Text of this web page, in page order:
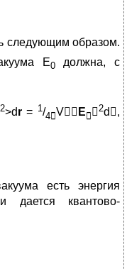
следующим образом.
E0должна, с
2>dr= 1/4V E 2d,
есть энергия
дается квантово-